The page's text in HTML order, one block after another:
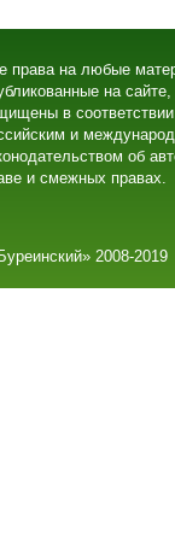
права на любые
на сайте,
в
и
об
и смежных правах.
2008-2019